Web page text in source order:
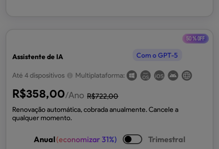
50 % OFF
Assistente de IA Com o GPT-5
Até 4 dispositivos Multiplataforma:
R$358,00/Ano R$722,00
Renovação automática, cobrada anualmente. Cancele a
qualquer momento.
Anual(economizar 31%) Trimestral